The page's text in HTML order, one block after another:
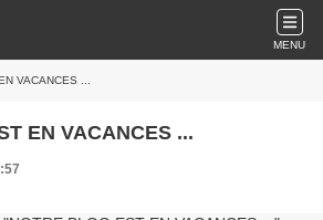
MENU
VACANCES ...
EN VACANCES ...